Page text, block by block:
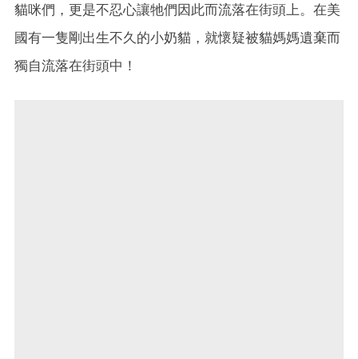
貓咪們，更是不忍心讓牠們因此而流落在街頭上。在美
國有一隻剛出生不久的小奶貓，就懷疑被貓媽媽遺棄而
獨自流落在街頭中！